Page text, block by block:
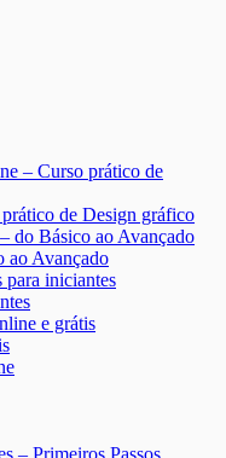
de Design gráfico
ao Avançado